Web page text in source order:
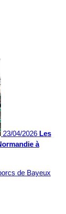
23/04/2026 Les
à
de Bayeux